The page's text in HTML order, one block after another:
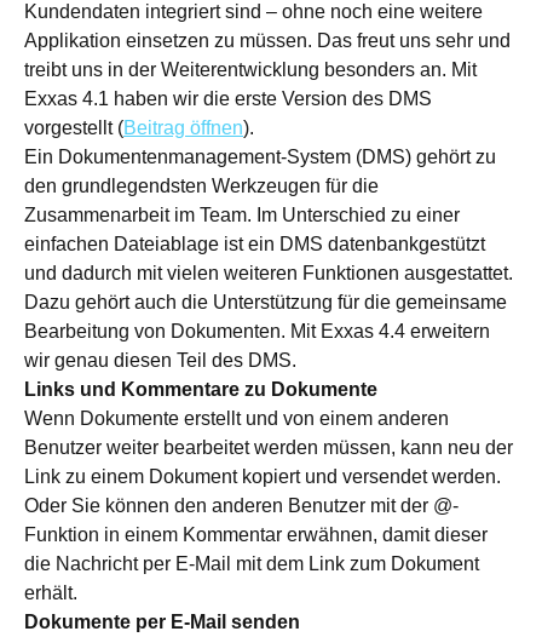
Kundendaten integriert sind – ohne noch eine weitere
Applikation einsetzen zu müssen. Das freut uns sehr und
treibt uns in der Weiterentwicklung besonders an. Mit
Exxas 4.1 haben wir die erste Version des DMS
vorgestellt (Beitrag öffnen).
Ein Dokumentenmanagement-System (DMS) gehört zu
den grundlegendsten Werkzeugen für die
Zusammenarbeit im Team. Im Unterschied zu einer
einfachen Dateiablage ist ein DMS datenbankgestützt
und dadurch mit vielen weiteren Funktionen ausgestattet.
Dazu gehört auch die Unterstützung für die gemeinsame
Bearbeitung von Dokumenten. Mit Exxas 4.4 erweitern
wir genau diesen Teil des DMS.
Links und Kommentare zu Dokumente
Wenn Dokumente erstellt und von einem anderen
Benutzer weiter bearbeitet werden müssen, kann neu der
Link zu einem Dokument kopiert und versendet werden.
Oder Sie können den anderen Benutzer mit der @-
Funktion in einem Kommentar erwähnen, damit dieser
die Nachricht per E-Mail mit dem Link zum Dokument
erhält.
Dokumente per E-Mail senden